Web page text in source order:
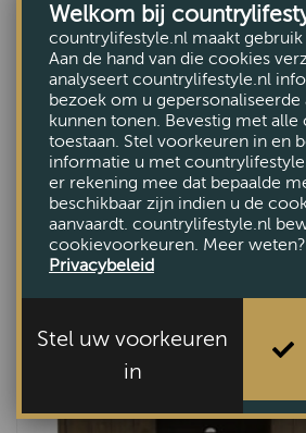
Salontafel Quartz
VANAF €675,-
Bekijk
Welkom bij
countrylifestyle.nl maakt gebruik
Aan de hand van die cookies
analyseert countrylifestyle.nl
bezoek om u gepersonaliseerde
kunnen tonen. Bevestig met alle
toestaan. Stel voorkeuren in en
informatie u met
er rekening mee dat bepaalde
beschikbaar zijn indien u de
aanvaardt. countrylifestyle.nl
cookievoorkeuren. Meer
Privacybeleid
Stel uw voorkeuren
in